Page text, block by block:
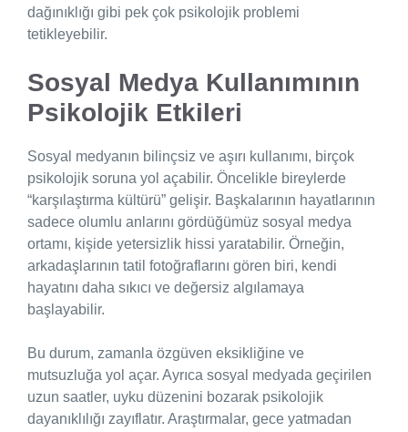
dağınıklığı gibi pek çok psikolojik problemi
tetikleyebilir.
Sosyal Medya Kullanımının
Psikolojik Etkileri
Sosyal medyanın bilinçsiz ve aşırı kullanımı, birçok
psikolojik soruna yol açabilir. Öncelikle bireylerde
“karşılaştırma kültürü” gelişir. Başkalarının hayatlarının
sadece olumlu anlarını gördüğümüz sosyal medya
ortamı, kişide yetersizlik hissi yaratabilir. Örneğin,
arkadaşlarının tatil fotoğraflarını gören biri, kendi
hayatını daha sıkıcı ve değersiz algılamaya
başlayabilir.
Bu durum, zamanla özgüven eksikliğine ve
mutsuzluğa yol açar. Ayrıca sosyal medyada geçirilen
uzun saatler, uyku düzenini bozarak psikolojik
dayanıklılığı zayıflatır. Araştırmalar, gece yatmadan